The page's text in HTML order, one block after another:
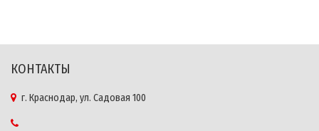
КОНТАКТЫ
г. Краснодар, ул. Садовая 100